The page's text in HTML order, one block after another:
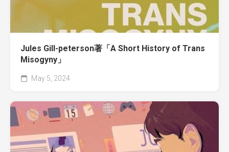
Jules Gill-peterson著「A Short History of Trans
Misogyny」
May 5, 2024